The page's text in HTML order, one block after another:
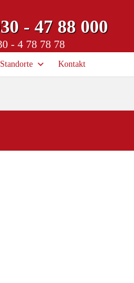
- 47 88 000
- 4 78 78 78
Standorte Kontakt